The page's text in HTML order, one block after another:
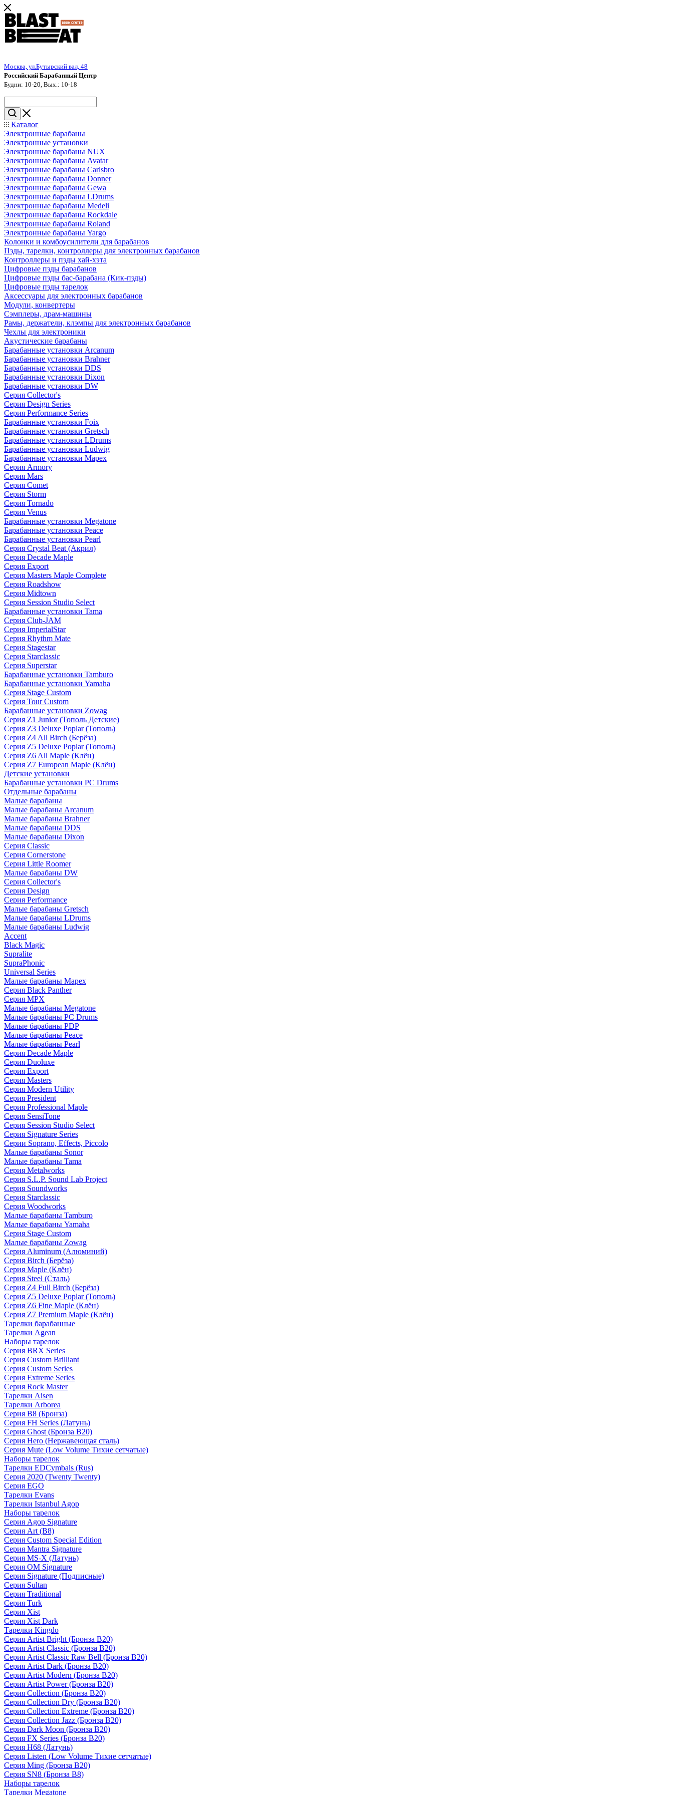
Москва, ул.Бутырский вал, 48
Российский Барабанный Центр
Будни: 10-20, Вых.: 10-18
Каталог
Электронные барабаны
Электронные установки
Электронные барабаны NUX
Электронные барабаны Avatar
Электронные барабаны Carlsbro
Электронные барабаны Donner
Электронные барабаны Gewa
Электронные барабаны LDrums
Электронные барабаны Medeli
Электронные барабаны Rockdale
Электронные барабаны Roland
Электронные барабаны Yargo
Колонки и комбоусилители для барабанов
Пэды, тарелки, контроллеры для электронных барабанов
Контроллеры и пэды хай-хэта
Цифровые пэды барабанов
Цифровые пэды бас-барабана (Кик-пэды)
Цифровые пэды тарелок
Аксессуары для электронных барабанов
Модули, конвертеры
Сэмплеры, драм-машины
Рамы, держатели, клэмпы для электронных барабанов
Чехлы для электроники
Акустические барабаны
Барабанные установки Arcanum
Барабанные установки Brahner
Барабанные установки DDS
Барабанные установки Dixon
Барабанные установки DW
Серия Collector's
Серия Design Series
Серия Performance Series
Барабанные установки Foix
Барабанные установки Gretsch
Барабанные установки LDrums
Барабанные установки Ludwig
Барабанные установки Mapex
Серия Armory
Серия Mars
Серия Comet
Серия Storm
Серия Tornado
Серия Venus
Барабанные установки Megatone
Барабанные установки Peace
Барабанные установки Pearl
Серия Crystal Beat (Акрил)
Серия Decade Maple
Серия Export
Серия Masters Maple Complete
Серия Roadshow
Серия Midtown
Серия Session Studio Select
Барабанные установки Tama
Серия Club-JAM
Серия ImperialStar
Серия Rhythm Mate
Серия Stagestar
Серия Starclassic
Серия Superstar
Барабанные установки Tamburo
Барабанные установки Yamaha
Серия Stage Custom
Серия Tour Custom
Барабанные установки Zowag
Серия Z1 Junior (Тополь Детские)
Серия Z3 Deluxe Poplar (Тополь)
Серия Z4 All Birch (Берёза)
Серия Z5 Deluxe Poplar (Тополь)
Серия Z6 All Maple (Клён)
Серия Z7 European Maple (Клён)
Детские установки
Барабанные установки PC Drums
Отдельные барабаны
Малые барабаны
Малые барабаны Arcanum
Малые барабаны Brahner
Малые барабаны DDS
Малые барабаны Dixon
Серия Classic
Серия Cornerstone
Серия Little Roomer
Малые барабаны DW
Серия Collector's
Серия Design
Серия Performance
Малые барабаны Gretsch
Малые барабаны LDrums
Малые барабаны Ludwig
Accent
Black Magic
Supralite
SupraPhonic
Universal Series
Малые барабаны Mapex
Серия Black Panther
Серия MPX
Малые барабаны Megatone
Малые барабаны PC Drums
Малые барабаны PDP
Малые барабаны Peace
Малые барабаны Pearl
Серия Decade Maple
Серия Duoluxe
Серия Export
Серия Masters
Серия Modern Utility
Серия President
Серия Professional Maple
Серия SensiTone
Серия Session Studio Select
Серия Signature Series
Серии Soprano, Effects, Piccolo
Малые барабаны Sonor
Малые барабаны Tama
Серия Metalworks
Серия S.L.P. Sound Lab Project
Серия Soundworks
Серия Starclassic
Серия Woodworks
Малые барабаны Tamburo
Малые барабаны Yamaha
Серия Stage Custom
Малые барабаны Zowag
Серия Aluminum (Алюминий)
Серия Birch (Берёза)
Серия Maple (Клён)
Серия Steel (Сталь)
Серия Z4 Full Birch (Берёза)
Серия Z5 Deluxe Poplar (Тополь)
Серия Z6 Fine Maple (Клён)
Серия Z7 Premium Maple (Клён)
Тарелки барабанные
Тарелки Agean
Наборы тарелок
Серия BRX Series
Серия Custom Brilliant
Серия Custom Series
Серия Extreme Series
Серия Rock Master
Тарелки Aisen
Тарелки Arborea
Серия B8 (Бронза)
Серия FH Series (Латунь)
Серия Ghost (Бронза B20)
Серия Hero (Нержавеющая сталь)
Серия Mute (Low Volume Тихие сетчатые)
Наборы тарелок
Тарелки EDCymbals (Rus)
Серия 2020 (Twenty Twenty)
Серия EGO
Тарелки Evans
Тарелки Istanbul Agop
Наборы тарелок
Серия Agop Signature
Серия Art (B8)
Серия Custom Special Edition
Серия Mantra Signature
Серия MS-X (Латунь)
Серия OM Signature
Серия Signature (Подписные)
Серия Sultan
Серия Traditional
Серия Turk
Серия Xist
Серия Xist Dark
Тарелки Kingdo
Серия Artist Bright (Бронза B20)
Серия Artist Classic (Бронза B20)
Серия Artist Classic Raw Bell (Бронза B20)
Серия Artist Dark (Бронза B20)
Серия Artist Modern (Бронза B20)
Серия Artist Power (Бронза B20)
Серия Collection (Бронза B20)
Серия Collection Dry (Бронза B20)
Серия Collection Extreme (Бронза B20)
Серия Collection Jazz (Бронза B20)
Серия Dark Moon (Бронза B20)
Серия FX Series (Бронза B20)
Серия H68 (Латунь)
Серия Listen (Low Volume Тихие сетчатые)
Серия Ming (Бронза B20)
Серия SN8 (Бронза B8)
Наборы тарелок
Тарелки Megatone